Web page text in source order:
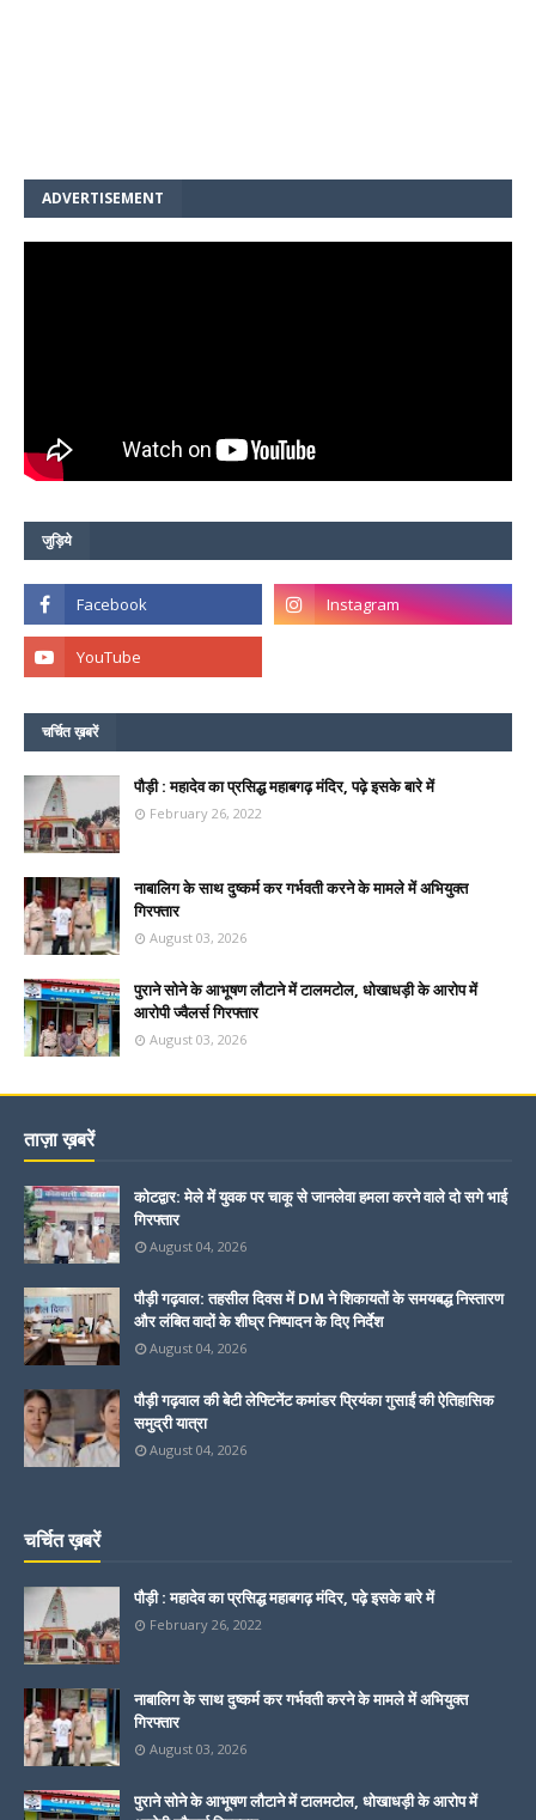
ADVERTISEMENT
जुड़िये
चर्चित ख़बरें
पौड़ी : महादेव का प्रसिद्ध महाबगढ़ मंदिर, पढ़े इसके बारे में
February 26, 2022
नाबालिग के साथ दुष्कर्म कर गर्भवती करने के मामले में अभियुक्त
गिरफ्तार
August 03, 2026
पुराने सोने के आभूषण लौटाने में टालमटोल, धोखाधड़ी के आरोप में
आरोपी ज्वैलर्स गिरफ्तार
August 03, 2026
ताज़ा ख़बरें
कोटद्वार: मेले में युवक पर चाकू से जानलेवा हमला करने वाले दो सगे भाई
गिरफ्तार
August 04, 2026
पौड़ी गढ़वाल: तहसील दिवस में DM ने शिकायतों के समयबद्ध निस्तारण
और लंबित वादों के शीघ्र निष्पादन के दिए निर्देश
August 04, 2026
पौड़ी गढ़वाल की बेटी लेफ्टिनेंट कमांडर प्रियंका गुसाईं की ऐतिहासिक
समुद्री यात्रा
August 04, 2026
चर्चित ख़बरें
पौड़ी : महादेव का प्रसिद्ध महाबगढ़ मंदिर, पढ़े इसके बारे में
February 26, 2022
नाबालिग के साथ दुष्कर्म कर गर्भवती करने के मामले में अभियुक्त
गिरफ्तार
August 03, 2026
पुराने सोने के आभूषण लौटाने में टालमटोल, धोखाधड़ी के आरोप में